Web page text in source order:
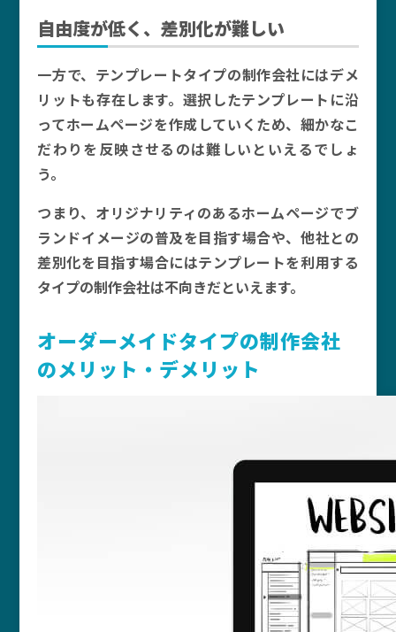
自由度が低く、差別化が難しい
一方で、テンプレートタイプの制作会社にはデメ
リットも存在します。選択したテンプレートに沿
ってホームページを作成していくため、細かなこ
だわりを反映させるのは難しいといえるでしょ
う。
つまり、オリジナリティのあるホームページでブ
ランドイメージの普及を目指す場合や、他社との
差別化を目指す場合にはテンプレートを利用する
タイプの制作会社は不向きだといえます。
オーダーメイドタイプの制作会社
のメリット・デメリット